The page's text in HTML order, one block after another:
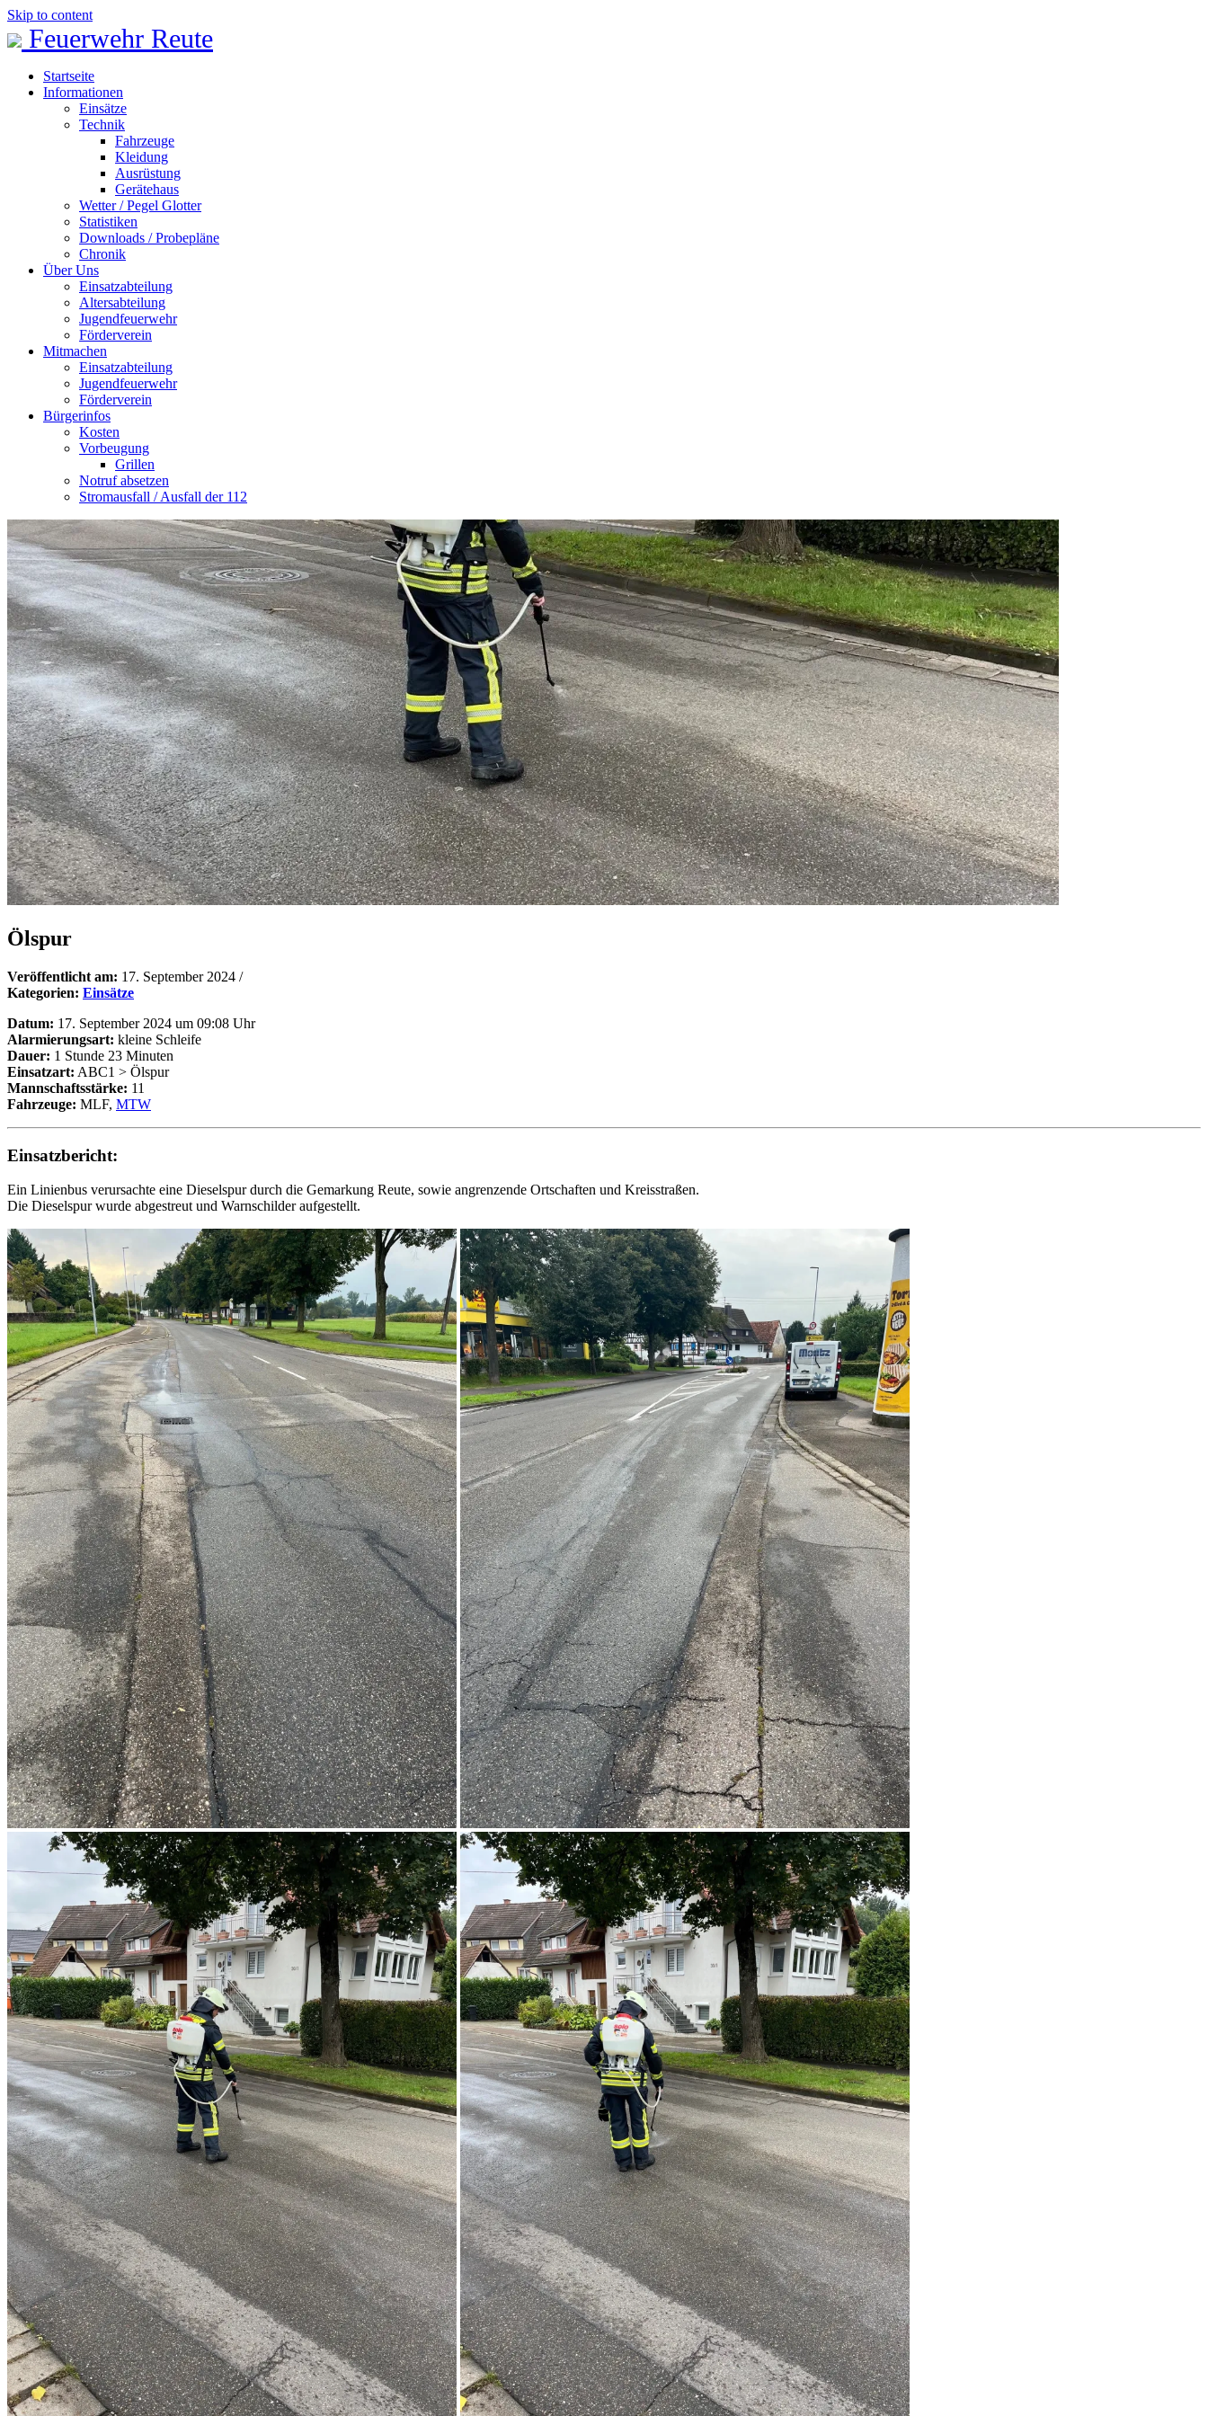
Skip to content
Feuerwehr Reute
Startseite
Informationen
Einsätze
Technik
Fahrzeuge
Kleidung
Ausrüstung
Gerätehaus
Wetter / Pegel Glotter
Statistiken
Downloads / Probepläne
Chronik
Über Uns
Einsatzabteilung
Altersabteilung
Jugendfeuerwehr
Förderverein
Mitmachen
Einsatzabteilung
Jugendfeuerwehr
Förderverein
Bürgerinfos
Kosten
Vorbeugung
Grillen
Notruf absetzen
Stromausfall / Ausfall der 112
Ölspur
Veröffentlicht am: 17. September 2024 /
Kategorien: Einsätze
Datum: 17. September 2024 um 09:08 Uhr
Alarmierungsart: kleine Schleife
Dauer: 1 Stunde 23 Minuten
Einsatzart: ABC1 > Ölspur
Mannschaftsstärke: 11
Fahrzeuge: MLF, MTW
Einsatzbericht:
Ein Linienbus verursachte eine Dieselspur durch die Gemarkung Reute, sowie angrenzende Ortschaften und Kreisstraßen.
Die Dieselspur wurde abgestreut und Warnschilder aufgestellt.